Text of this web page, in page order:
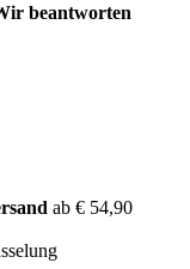
beantworten
ab € 54,90